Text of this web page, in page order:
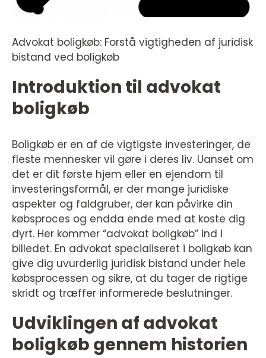
Advokat boligkøb: Forstå vigtigheden af juridisk
bistand ved boligkøb
Introduktion til advokat
boligkøb
Boligkøb er en af de vigtigste investeringer, de
fleste mennesker vil gøre i deres liv. Uanset om
det er dit første hjem eller en ejendom til
investeringsformål, er der mange juridiske
aspekter og faldgruber, der kan påvirke din
købsproces og endda ende med at koste dig
dyrt. Her kommer “advokat boligkøb” ind i
billedet. En advokat specialiseret i boligkøb kan
give dig uvurderlig juridisk bistand under hele
købsprocessen og sikre, at du tager de rigtige
skridt og træffer informerede beslutninger.
Udviklingen af advokat
boligkøb gennem historien